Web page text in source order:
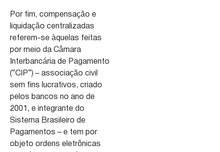
Por fim, compensação e
liquidação centralizadas
referem-se àquelas feitas
por meio da Câmara
Interbancária de Pagamento
(“CIP”) – associação civil
sem fins lucrativos, criado
pelos bancos no ano de
2001, e integrante do
Sistema Brasileiro de
Pagamentos – e tem por
objeto ordens eletrônicas